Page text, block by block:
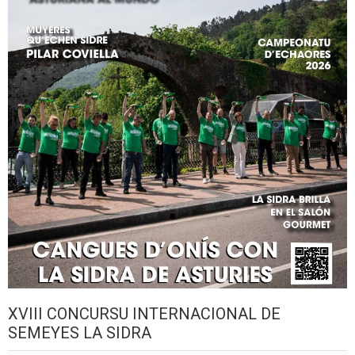
XVIII CONCURSU INTERNACIONAL DE
SEMEYES LA SIDRA